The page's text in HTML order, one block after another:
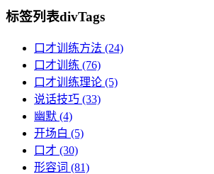
标签列表divTags
口才训练方法 (24)
口才训练 (76)
口才训练理论 (5)
说话技巧 (33)
幽默 (4)
开场白 (5)
口才 (30)
形容词 (81)